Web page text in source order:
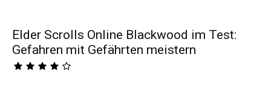
Elder Scrolls Online Blackwood im Test:
Gefahren mit Gefährten meistern